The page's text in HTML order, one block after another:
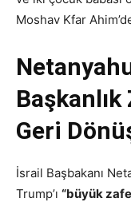
Moshav Kfar
Geri
İsrail Başbakanı
Trump’ı “büyük